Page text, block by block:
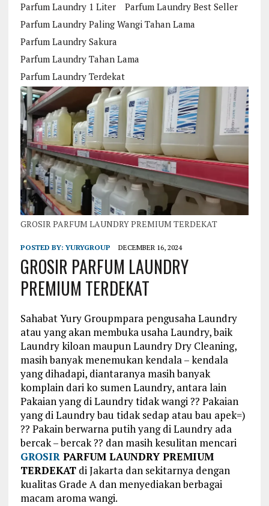
Parfum Laundry 1 Liter
Parfum Laundry Best Seller
Parfum Laundry Paling Wangi Tahan Lama
Parfum Laundry Sakura
Parfum Laundry Tahan Lama
Parfum Laundry Terdekat
GROSIR PARFUM LAUNDRY PREMIUM TERDEKAT
POSTED BY:YURYGROUP DECEMBER 16, 2024
GROSIR PARFUM LAUNDRY
PREMIUM TERDEKAT
Sahabat Yury Groupmpara pengusaha Laundry
atau yang akan membuka usaha Laundry, baik
Laundry kiloan maupun Laundry Dry Cleaning,
masih banyak menemukan kendala – kendala
yang dihadapi, diantaranya masih banyak
komplain dari ko sumen Laundry, antara lain
Pakaian yang di Laundry tidak wangi ?? Pakaian
yang di Laundry bau tidak sedap atau bau apek=)
?? Pakain berwarna putih yang di Laundry ada
bercak – bercak ?? dan masih kesulitan mencari
GROSIRPARFUM LAUNDRY PREMIUM
TERDEKATdi Jakarta dan sekitarnya dengan
kualitas Grade A dan menyediakan berbagai
macam aroma wangi.